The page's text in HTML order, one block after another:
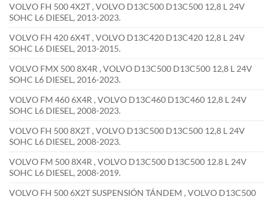
VOLVO FH 500 4X2T , VOLVO D13C500 D13C500 12,8 L 24V
SOHC L6 DIESEL, 2013-2023.
VOLVO FH 420 6X4T , VOLVO D13C420 D13C420 12,8 L 24V
SOHC L6 DIESEL, 2013-2015.
VOLVO FMX 500 8X4R , VOLVO D13C500 D13C500 12,8 L 24V
SOHC L6 DIESEL, 2016-2023.
VOLVO FM 460 6X4R , VOLVO D13C460 D13C460 12,8 L 24V
SOHC L6 DIESEL, 2008-2023.
VOLVO FH 500 8X2T , VOLVO D13C500 D13C500 12,8 L 24V
SOHC L6 DIESEL, 2008-2023.
VOLVO FM 500 8X4R , VOLVO D13C500 D13C500 12.8 L 24V
SOHC L6 DIESEL, 2008-2019.
VOLVO FH 500 6X2T SUSPENSIÓN TÁNDEM , VOLVO D13C500